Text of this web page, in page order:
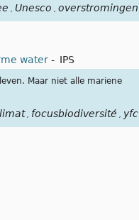
Unesco overstromingen
water - IPS
Maar niet alle mariene
focusbiodiversité yfc